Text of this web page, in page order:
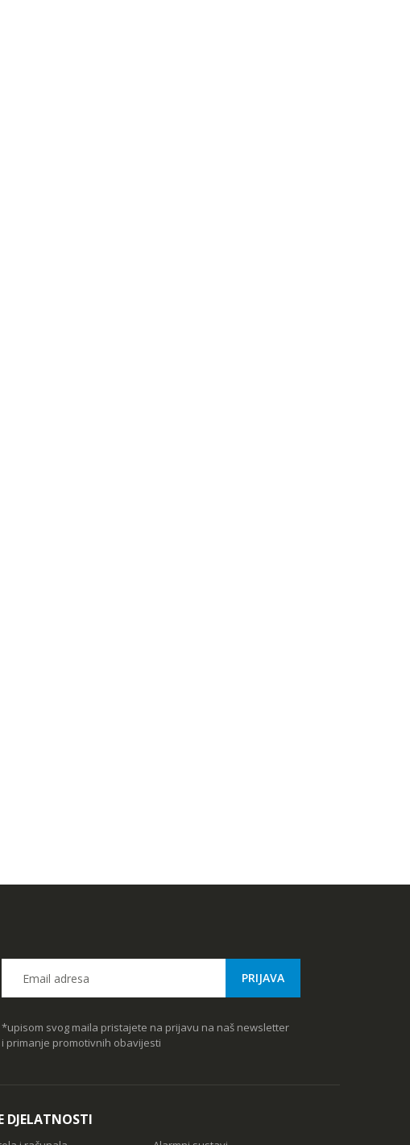
*upisom svog maila pristajete na prijavu na naš newsletter
i primanje promotivnih obavijesti
DJELATNOSTI